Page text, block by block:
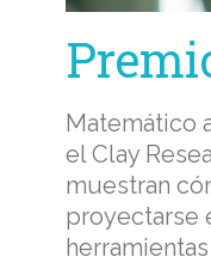
Matemático
el Clay
muestran
proyectarse